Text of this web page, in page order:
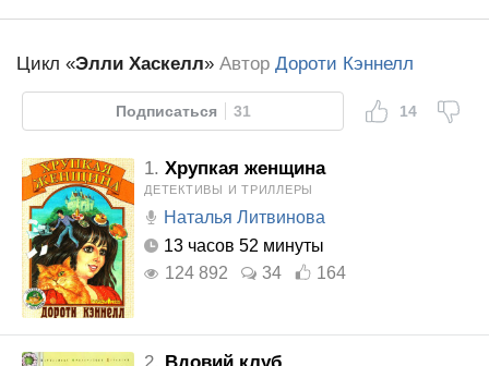
Цикл «Элли Хаскелл» Автор Дороти Кэннелл
Подписаться 31 14
1. Хрупкая женщина
ДЕТЕКТИВЫ И ТРИЛЛЕРЫ
Наталья Литвинова
13 часов 52 минуты
124 892
34 164